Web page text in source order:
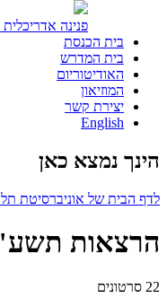
פנינה
בית הכנסת
בית המדרש
האודיטוריום
המוזיאון
יצירת קשר
English
הינך נמצא כאן
לדף הבית של אוניברסיטת
הרצאות
22 סרטונים